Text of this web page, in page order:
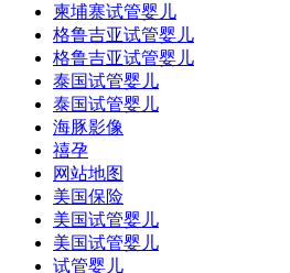
柬埔寨试管婴儿
格鲁吉亚试管婴儿
格鲁吉亚试管婴儿
泰国试管婴儿
泰国试管婴儿
海豚影像
禧孕
网站地图
美国保险
美国试管婴儿
美国试管婴儿
试管婴儿